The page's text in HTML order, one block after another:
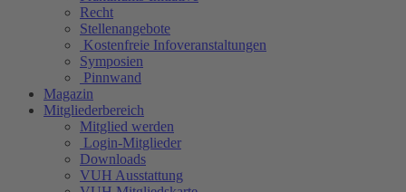
Recht
Stellenangebote
Kostenfreie Infoveranstaltungen
Symposien
Pinnwand
Magazin
Mitgliederbereich
Mitglied werden
Login-Mitglieder
Downloads
VUH Ausstattung